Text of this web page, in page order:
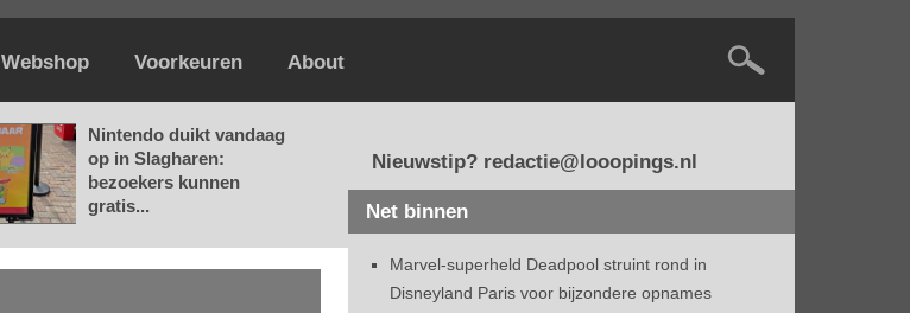
Webshop Voorkeuren About
Nintendo duikt vandaag
op in Slagharen:
bezoekers kunnen
gratis...
Nieuwstip? redactie@looopings.nl
Net binnen
Marvel-superheld Deadpool struint rond in
Disneyland Paris voor bijzondere opnames